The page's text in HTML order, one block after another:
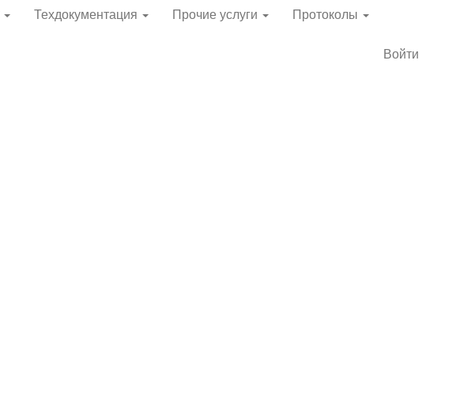
Техдокументация Прочие услуги Протоколы
Войти